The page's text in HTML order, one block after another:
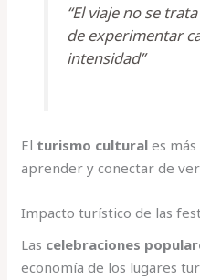
“El viaje no se
de experimentar
intensidad”
El turismo cultural es
aprender y conectar de
Impacto turístico de las
Las celebraciones
economía de los lugares